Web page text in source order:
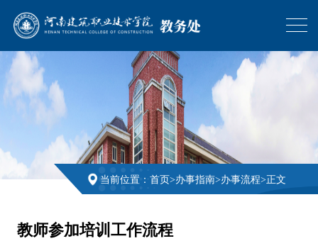
当前位置： 首页>办事指南>办事流程>正文
教师参加培训工作流程